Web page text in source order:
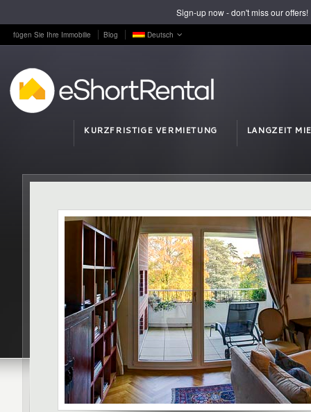
fügen Sie Ihre Immobilie Blog Deutsch
KURZFRISTIGE VERMIETUNG LANGZEIT
Sign-up now - don't miss our offers!